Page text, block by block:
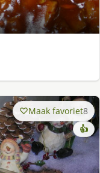
Maak favoriet8
👍